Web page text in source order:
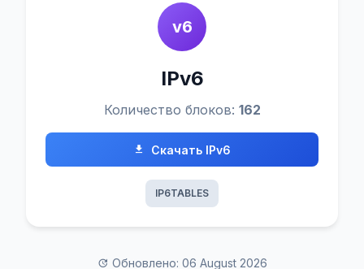
v6
IPv6
Количество блоков: 162
Скачать IPv6
IP6TABLES
Обновлено: 06 August 2026